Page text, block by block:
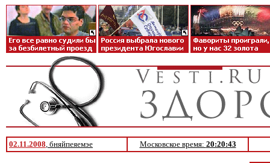
02.11.2008, бняйпеяемэе Московское время: 20:20:43